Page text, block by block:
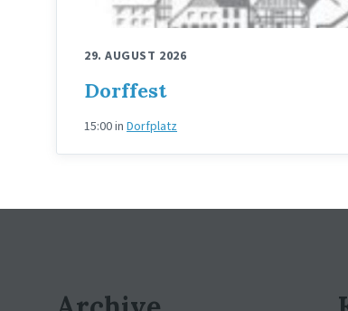
29. AUGUST 2026
Dorffest
15:00in Dorfplatz